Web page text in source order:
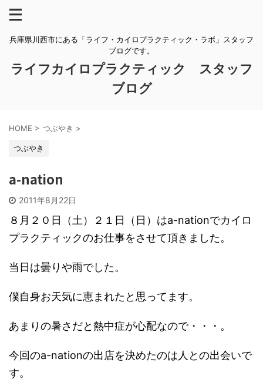
兵庫県川西市にある「ライフ・カイロプラクティック・ラボ」スタッフ
ブログです。
ライフカイロプラクティック スタッフ
ブログ
HOME > つぶやき >
つぶやき
a-nation
2011年8月22日
８月２０日（土）２１日（日）はa-nationでカイロ
プラクティックのお仕事をさせて頂きました。
当日は曇りや雨でした。
僕自身お天気に恵まれたと思ってます。
あまりの暑さだと熱中症が心配なので・・・。
今回のa-nationの出店を決めたのは人との出会いで
す。